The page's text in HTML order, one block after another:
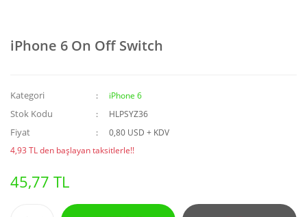
iPhone 6 On Off Switch
Kategori iPhone 6
Stok Kodu HLPSYZ36
Fiyat
0,80 USD + KDV
4,93 TL den başlayan taksitlerle!!
45,77 TL